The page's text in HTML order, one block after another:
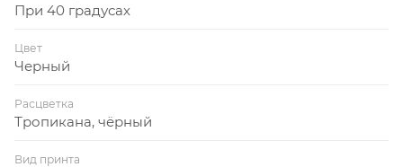
При 40 градусах
Цвет
Черный
Расцветка
Тропикана, чёрный
Вид принта